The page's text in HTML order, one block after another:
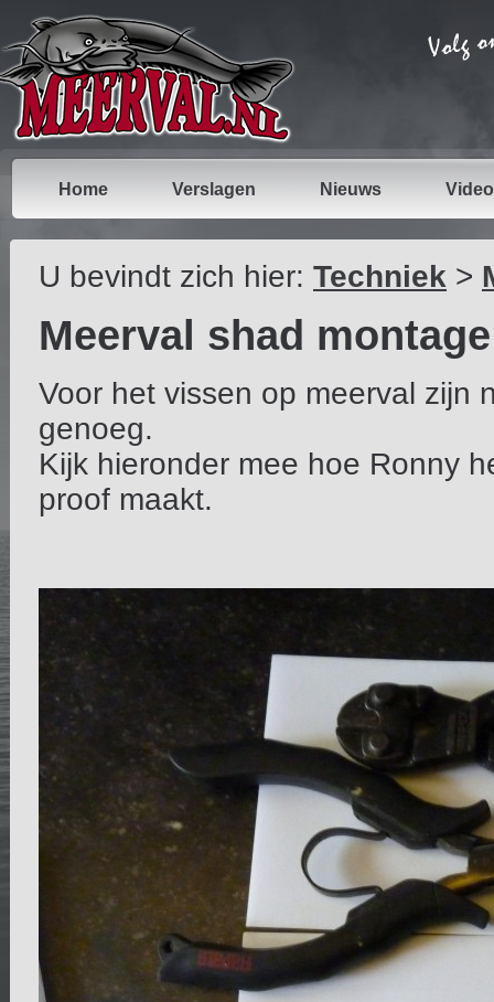
Home Verslagen Nieuws
U bevindt zich hier: Techniek >
Meerval shad
Voor het vissen op meerval zijn
genoeg.
Kijk hieronder mee hoe Ronny
proof maakt.